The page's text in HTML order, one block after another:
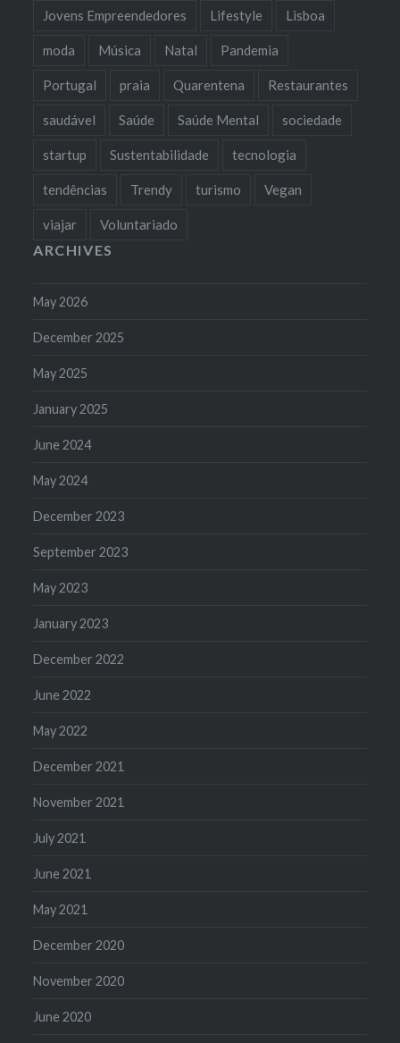
Jovens Empreendedores Lifestyle Lisboa
moda Música Natal Pandemia
Portugal praia Quarentena Restaurantes
saudável Saúde Saúde Mental sociedade
startup Sustentabilidade tecnologia
tendências Trendy turismo Vegan
viajar Voluntariado
ARCHIVES
May 2026
December 2025
May 2025
January 2025
June 2024
May 2024
December 2023
September 2023
May 2023
January 2023
December 2022
June 2022
May 2022
December 2021
November 2021
July 2021
June 2021
May 2021
December 2020
November 2020
June 2020